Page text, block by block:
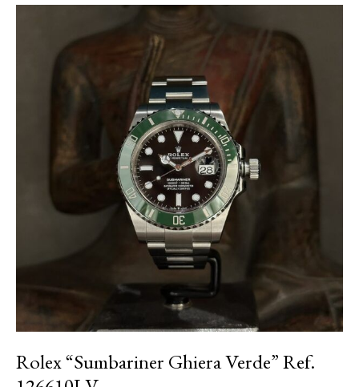
Rolex “Sumbariner Ghiera Verde” Ref.